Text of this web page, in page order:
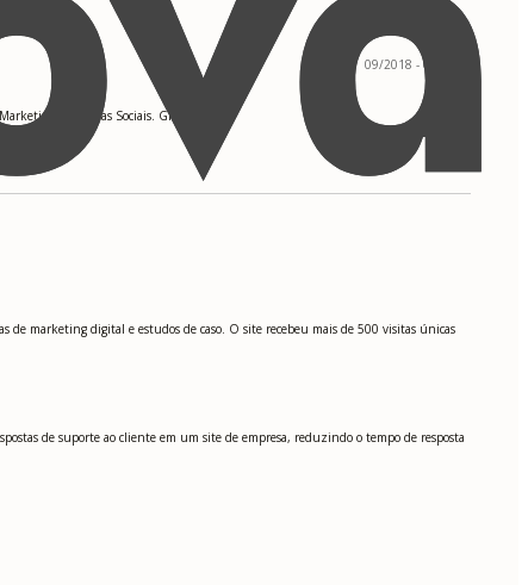
09/2018 - 05/2023
de Mídias Sociais. GPA: 3.8
de marketing digital e estudos de caso. O site recebeu mais de 500 visitas únicas
de suporte ao cliente em um site de empresa, reduzindo o tempo de resposta